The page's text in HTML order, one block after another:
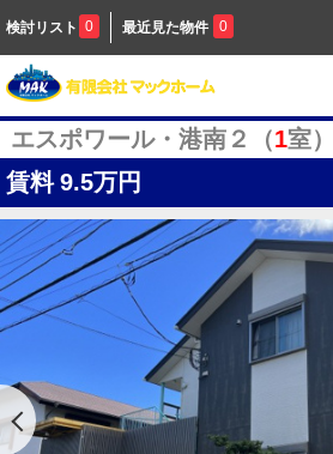
検討リスト 0 最近見た物件 0
エスポワール・港南２（1室）
賃料 9.5万円